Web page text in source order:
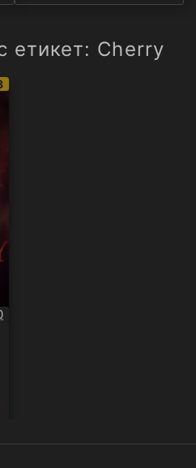
етикет: Cherry